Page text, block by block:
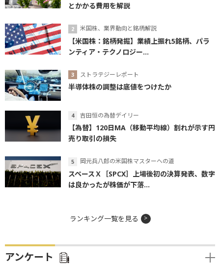
とかかる費用を解説
米国株、業界動向と銘柄解説
【米国株：銘柄発掘】業績上振れ5銘柄、パラ
ンティア・テクノロジー...
ストラテジーレポート
半導体株の調整は底値をつけたか
吉田恒の為替デイリー
【為替】120日MA（移動平均線）割れが示す円
売り取引の損失
岡元兵八郎の米国株マスターへの道
スペースＸ［SPCX］上場後初の決算発表、数字
は良かったが株価が下落...
ランキング一覧を見る
アンケート